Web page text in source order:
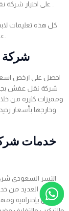
كل هذه تعليمات
احصل على ارخص
شركة نقل عفش
ومميزات كثيره من
وخارجها بأسعار
النسر السعودي
وتقديم العديد من
العفش بإحترافية